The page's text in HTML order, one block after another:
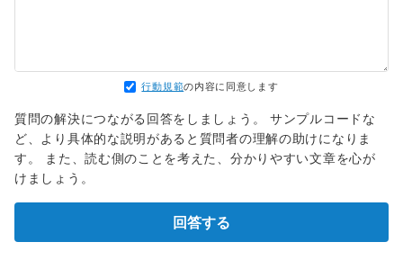
行動規範の内容に同意します
質問の解決につながる回答をしましょう。 サンプルコードな
ど、より具体的な説明があると質問者の理解の助けになりま
す。 また、読む側のことを考えた、分かりやすい文章を心が
けましょう。
回答する